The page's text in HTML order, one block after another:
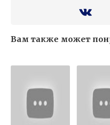
Вам также может